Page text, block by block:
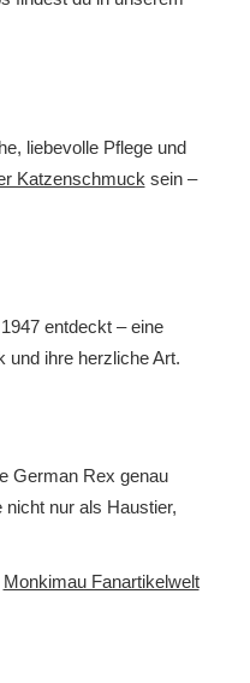
liebevolle Pflege und
Katzenschmuck sein –
entdeckt – eine
und ihre herzliche Art.
German Rex genau
nur als Haustier,
Monkimau Fanartikelwelt